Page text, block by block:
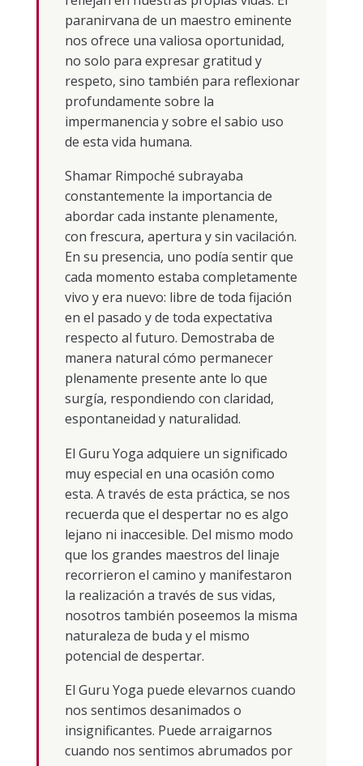
paranirvana de un maestro eminente
nos ofrece una valiosa oportunidad,
no solo para expresar gratitud y
respeto, sino también para reflexionar
profundamente sobre la
impermanencia y sobre el sabio uso
de esta vida humana.
Shamar Rimpoché subrayaba
constantemente la importancia de
abordar cada instante plenamente,
con frescura, apertura y sin vacilación.
En su presencia, uno podía sentir que
cada momento estaba completamente
vivo y era nuevo: libre de toda fijación
en el pasado y de toda expectativa
respecto al futuro. Demostraba de
manera natural cómo permanecer
plenamente presente ante lo que
surgía, respondiendo con claridad,
espontaneidad y naturalidad.
El Guru Yoga adquiere un significado
muy especial en una ocasión como
esta. A través de esta práctica, se nos
recuerda que el despertar no es algo
lejano ni inaccesible. Del mismo modo
que los grandes maestros del linaje
recorrieron el camino y manifestaron
la realización a través de sus vidas,
nosotros también poseemos la misma
naturaleza de buda y el mismo
potencial de despertar.
El Guru Yoga puede elevarnos cuando
nos sentimos desanimados o
insignificantes. Puede arraigarnos
cuando nos sentimos abrumados por